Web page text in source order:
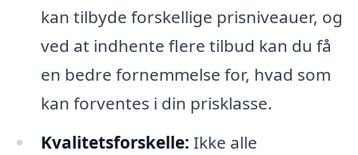
kan tilbyde forskellige prisniveauer, og
ved at indhente flere tilbud kan du få
en bedre fornemmelse for, hvad som
kan forventes i din prisklasse.
Kvalitetsforskelle: Ikke alle